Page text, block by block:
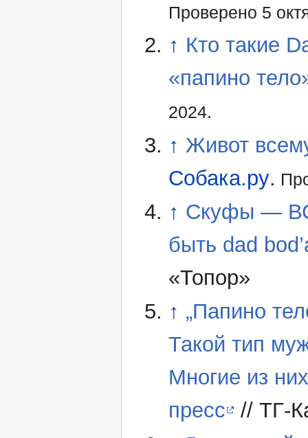
Проверено 5
↑ Кто такие
«папино
2024.
↑ Живот
Собака.ру.
↑ Скуфы —
быть dad
«Топор»
↑ „Папино
Такой тип
Многие из
пресс
// ТГ-